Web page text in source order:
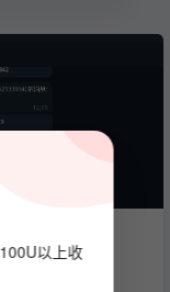
机器人
以上收